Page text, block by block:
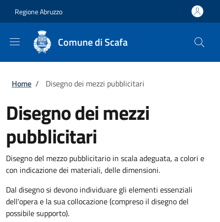
Regione Abruzzo
Comune di Scafa
Briciole di pane
Home / Disegno dei mezzi pubblicitari
Disegno dei mezzi
pubblicitari
Disegno del mezzo pubblicitario in scala adeguata, a colori e
con indicazione dei materiali, delle dimensioni.
Dal disegno si devono individuare gli elementi essenziali
dell'opera e la sua collocazione (compreso il disegno del
possibile supporto).